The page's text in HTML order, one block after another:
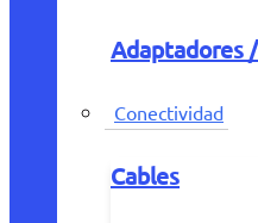
Adaptadores
Conectividad
Cables